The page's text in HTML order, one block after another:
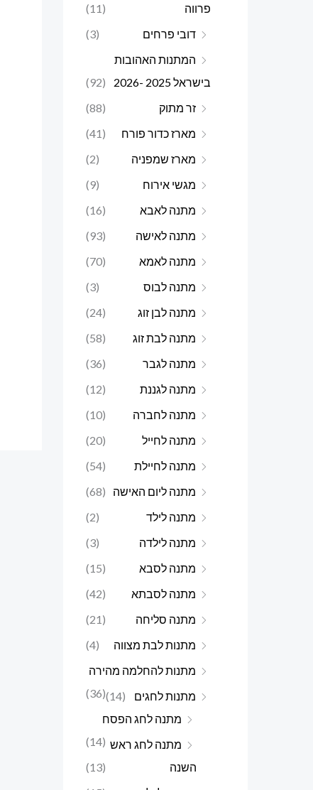
פרווה
(11)
דובי פרחים
(3)
המתנות האהובות
בישראל 2025 -2026
(92)
זר מתוק
(88)
מארז כדור פורח
(41)
מארז שמפניה
(2)
מגשי אירוח
(9)
מתנה לאבא
(16)
מתנה לאישה
(93)
מתנה לאמא
(70)
מתנה לבוס
(3)
מתנה לבן זוג
(24)
מתנה לבת זוג
(58)
מתנה לגבר
(36)
מתנה לגננת
(12)
מתנה לחברה
(10)
מתנה לחייל
(20)
מתנה לחיילת
(54)
מתנה ליום האישה
(68)
מתנה לילד
(2)
מתנה לילדה
(3)
מתנה לסבא
(15)
מתנה לסבתא
(42)
מתנה סליחה
(21)
מתנות לבת מצווה
(4)
מתנות להחלמה מהירה
(36)
מתנות לחגים
(14)
מתנה לחג הפסח
(14) מתנה לחג ראש
השנה
(13)